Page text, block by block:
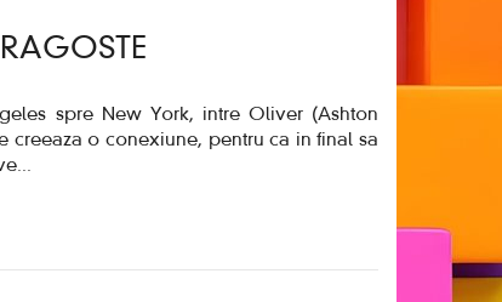
spre New York, intre Oliver (Ashton
creeaza o conexiune, pentru ca in final sa
...